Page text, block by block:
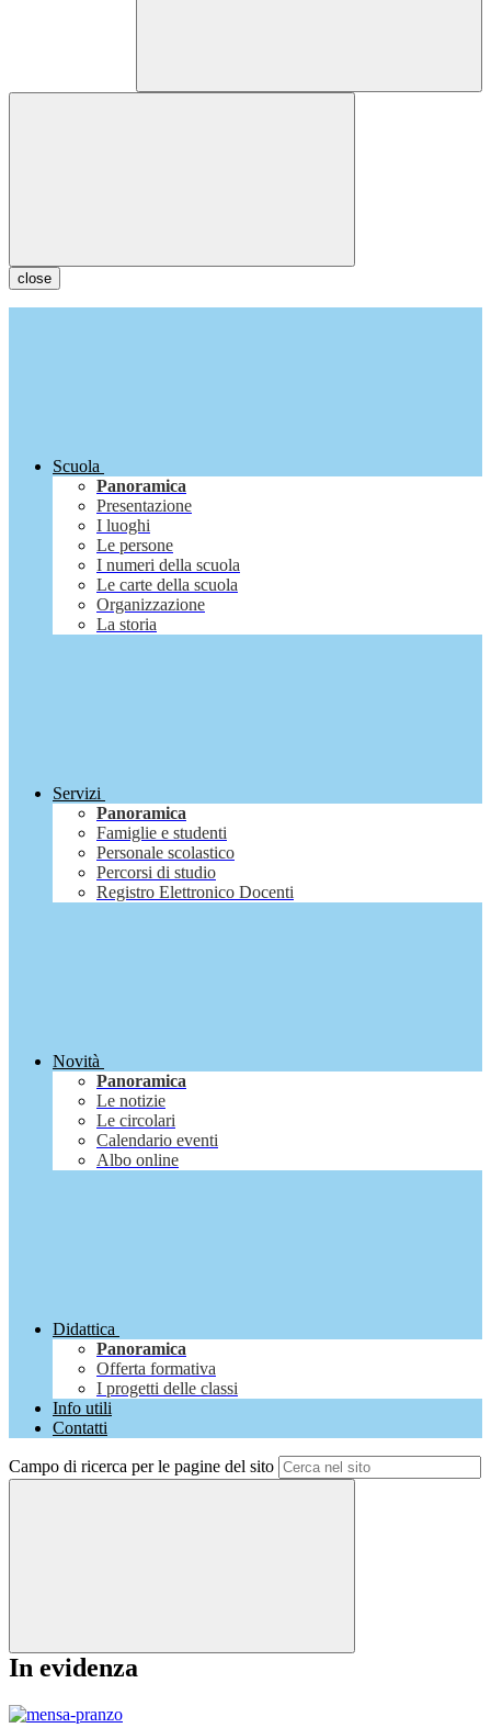
close
Scuola
Panoramica
Presentazione
I luoghi
Le persone
I numeri della scuola
Le carte della scuola
Organizzazione
La storia
Servizi
Panoramica
Famiglie e studenti
Personale scolastico
Percorsi di studio
Registro Elettronico Docenti
Novità
Panoramica
Le notizie
Le circolari
Calendario eventi
Albo online
Didattica
Panoramica
Offerta formativa
I progetti delle classi
Info utili
Contatti
Campo di ricerca per le pagine del sito
In evidenza